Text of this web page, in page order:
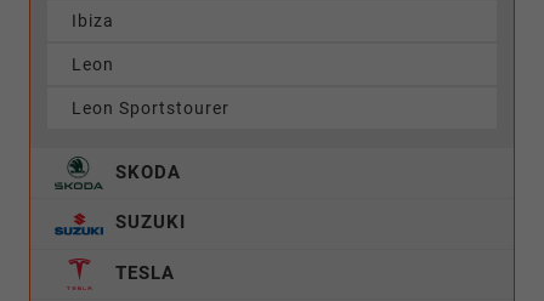
Ibiza
Leon
Leon Sportstourer
SKODA
SUZUKI
TESLA